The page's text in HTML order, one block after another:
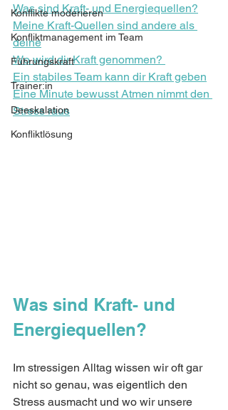
Konflikte moderieren
Konfliktmanagement im Team
Führungskraft
Trainer:in
Deeskalation
Konfliktlösung
Was sind Kraft- und Energiequellen?
Meine Kraft-Quellen sind andere als
deine
Wo wird dir Kraft genommen?
Ein stabiles Team kann dir Kraft geben
Eine Minute bewusst Atmen nimmt den
Stress raus
Was sind Kraft- und
Energiequellen?
Im stressigen Alltag wissen wir oft gar
nicht so genau, was eigentlich den
Stress ausmacht und wo wir unsere